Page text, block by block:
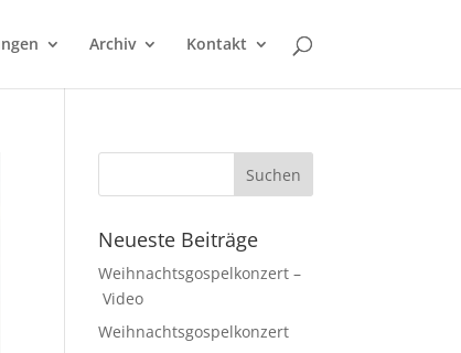
Archiv Kontakt
Neueste Beiträge
Weihnachtsgospelkonzert –
Video
Weihnachtsgospelkonzert